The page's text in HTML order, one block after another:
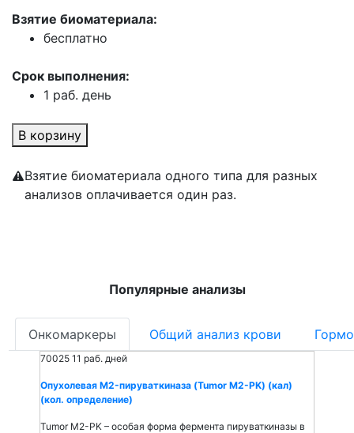
Взятие биоматериала:
бесплатно
Срок выполнения:
1 раб. день
В корзину
Взятие биоматериала одного типа для разных
анализов оплачивается один раз.
Популярные анализы
Онкомаркеры Общий анализ крови
70025 11 раб. дней
Опухолевая M2-пируваткиназа (Tumor M2-PK) (кал)
(кол. определение)
Tumor M2-PK – особая форма фермента пируваткиназы в